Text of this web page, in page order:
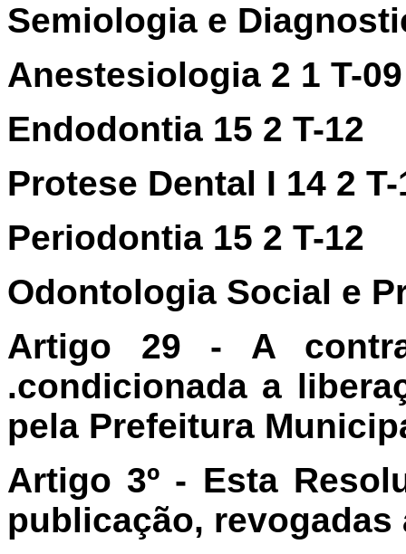
Semiologia e
Anestesiologia 2 1 T-09
Endodontia 15 2 T-12
Protese Dental I 14 2 T-
Periodontia 15 2 T-12
Odontologia Social e
Artigo 29 - A
.condicionada a
pela Prefeitura
Artigo 3º - Esta
publicação,